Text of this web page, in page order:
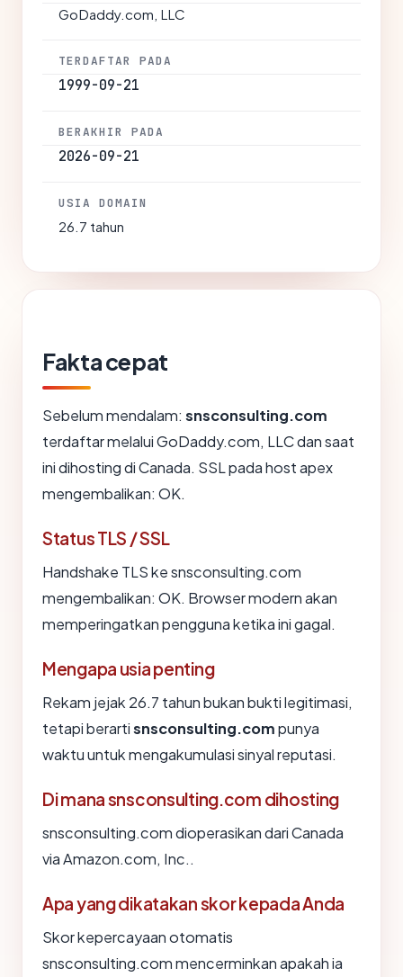
GoDaddy.com, LLC
TERDAFTAR PADA
1999-09-21
BERAKHIR PADA
2026-09-21
USIA DOMAIN
26.7 tahun
Fakta cepat
Sebelum mendalam: snsconsulting.com
terdaftar melalui GoDaddy.com, LLC dan saat
ini dihosting di Canada. SSL pada host apex
mengembalikan: OK.
Status TLS / SSL
Handshake TLS ke snsconsulting.com
mengembalikan: OK. Browser modern akan
memperingatkan pengguna ketika ini gagal.
Mengapa usia penting
Rekam jejak 26.7 tahun bukan bukti legitimasi,
tetapi berartisnsconsulting.compunya
waktu untuk mengakumulasi sinyal reputasi.
Di mana snsconsulting.com dihosting
snsconsulting.com dioperasikan dari Canada
via Amazon.com, Inc..
Apa yang dikatakan skor kepada Anda
Skor kepercayaan otomatis
snsconsulting.com mencerminkan apakah ia